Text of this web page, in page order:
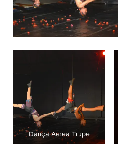
Dança Aerea Trupe